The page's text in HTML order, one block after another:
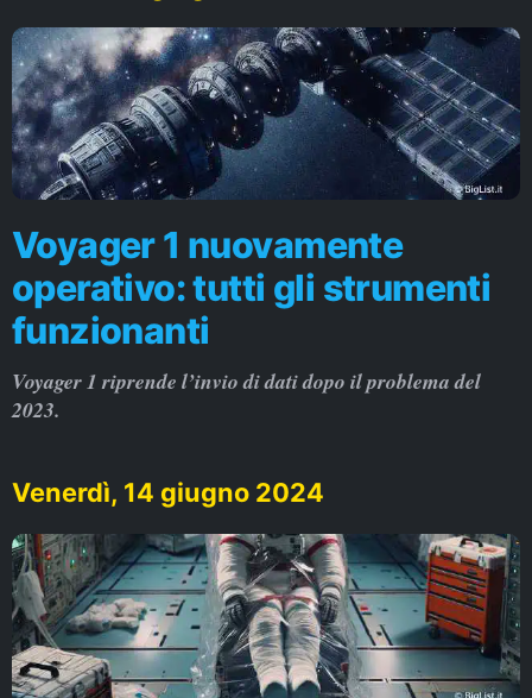
Voyager 1 nuovamente
operativo: tutti gli strumenti
funzionanti
Voyager 1 riprende l’invio di dati dopo il problema del
2023.
Venerdì, 14 giugno 2024